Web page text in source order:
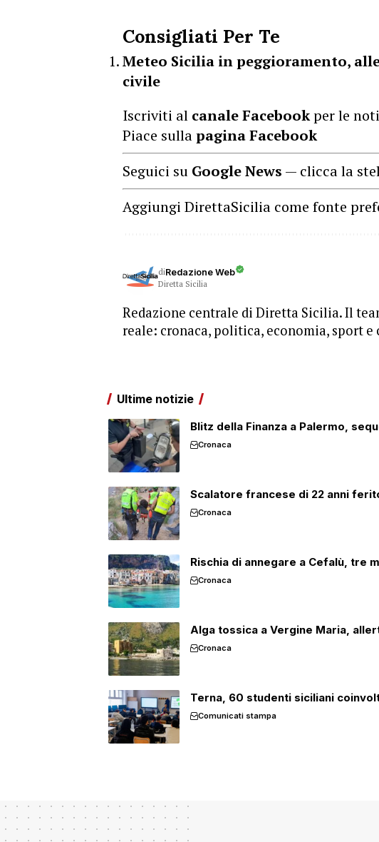
Consigliati Per Te
Meteo Sicilia in peggioramento,
civile
Iscriviti al canale Facebookper le
Piace sullapagina Facebook
Seguici su Google News — clicca la
Aggiungi DirettaSicilia come fonte
diRedazione Web
Diretta Sicilia
Redazione centrale di Diretta Sicilia. Il
reale: cronaca, politica, economia, sport
Ultime notizie
Blitz della Finanza a Palermo,
Cronaca
Scalatore francese di 22 anni
Cronaca
Rischia di annegare a Cefalù, tre
Cronaca
Alga tossica a Vergine Maria,
Cronaca
Terna, 60 studenti siciliani
Comunicati stampa